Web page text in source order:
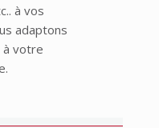
à vos
adaptons
votre